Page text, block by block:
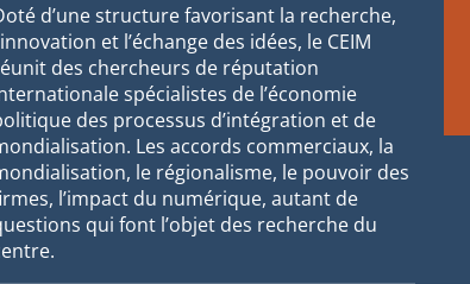
d’une structure favorisant la recherche,
et l’échange des idées, le CEIM
des chercheurs de réputation
spécialistes de l’économie
des processus d’intégration et de
Les accords commerciaux, la
le régionalisme, le pouvoir des
l’impact du numérique, autant de
qui font l’objet des recherche du